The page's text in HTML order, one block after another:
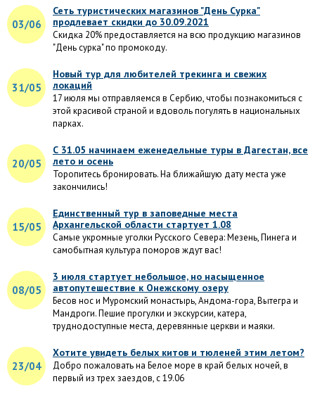
03/06
Сеть туристических магазинов "День Сурка"
продлевает скидки до 30.09.2021
Скидка 20% предоставляется на всю продукцию магазинов
"День сурка" по промокоду.
31/05
Новый тур для любителей трекинга и свежих
локаций
17 июля мы отправляемся в Сербию, чтобы познакомиться с
этой красивой страной и вдоволь погулять в национальных
парках.
20/05
С 31.05 начинаем еженедельные туры в Дагестан, все
лето и осень
Торопитесь бронировать. На ближайшую дату места уже
закончились!
15/05
Единственный тур в заповедные места
Архангельской области стартует 1.08
Самые укромные уголки Русского Севера: Мезень, Пинега и
самобытная культура поморов ждут вас!
08/05
3 июля стартует небольшое, но насыщенное
автопутешествие к Онежскому озеру
Бесов нос и Муромский монастырь, Андома-гора, Вытегра и
Мандроги. Пешие прогулки и экскурсии, катера,
труднодоступные места, деревянные церкви и маяки.
23/04
Хотите увидеть белых китов и тюленей этим летом?
Добро пожаловать на Белое море в край белых ночей, в
первый из трех заездов, с 19.06